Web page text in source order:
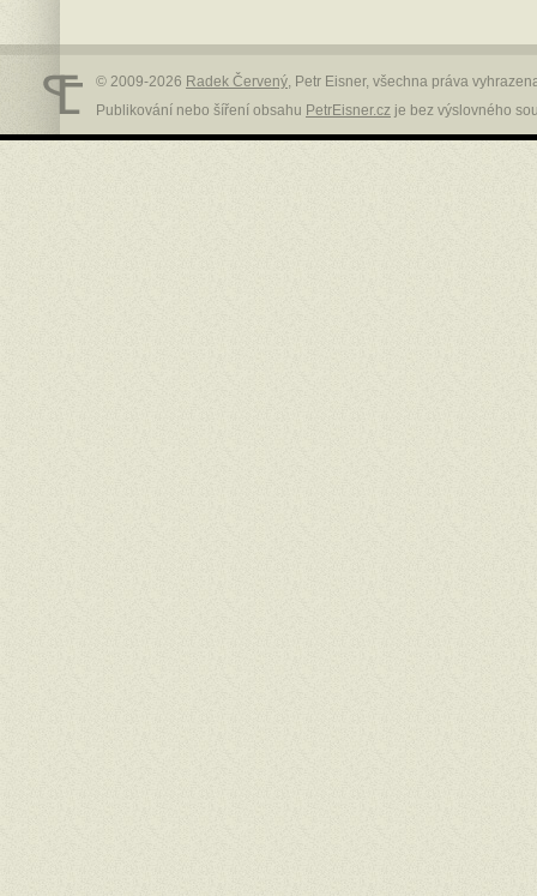
© 2009-2026 Radek Červený, Petr Eisner, všechna práva
Publikování nebo šíření obsahu PetrEisner.cz je bez výslovného